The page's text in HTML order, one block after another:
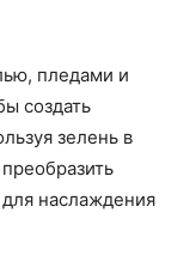
пледами и
создать
зелень в
наслаждения